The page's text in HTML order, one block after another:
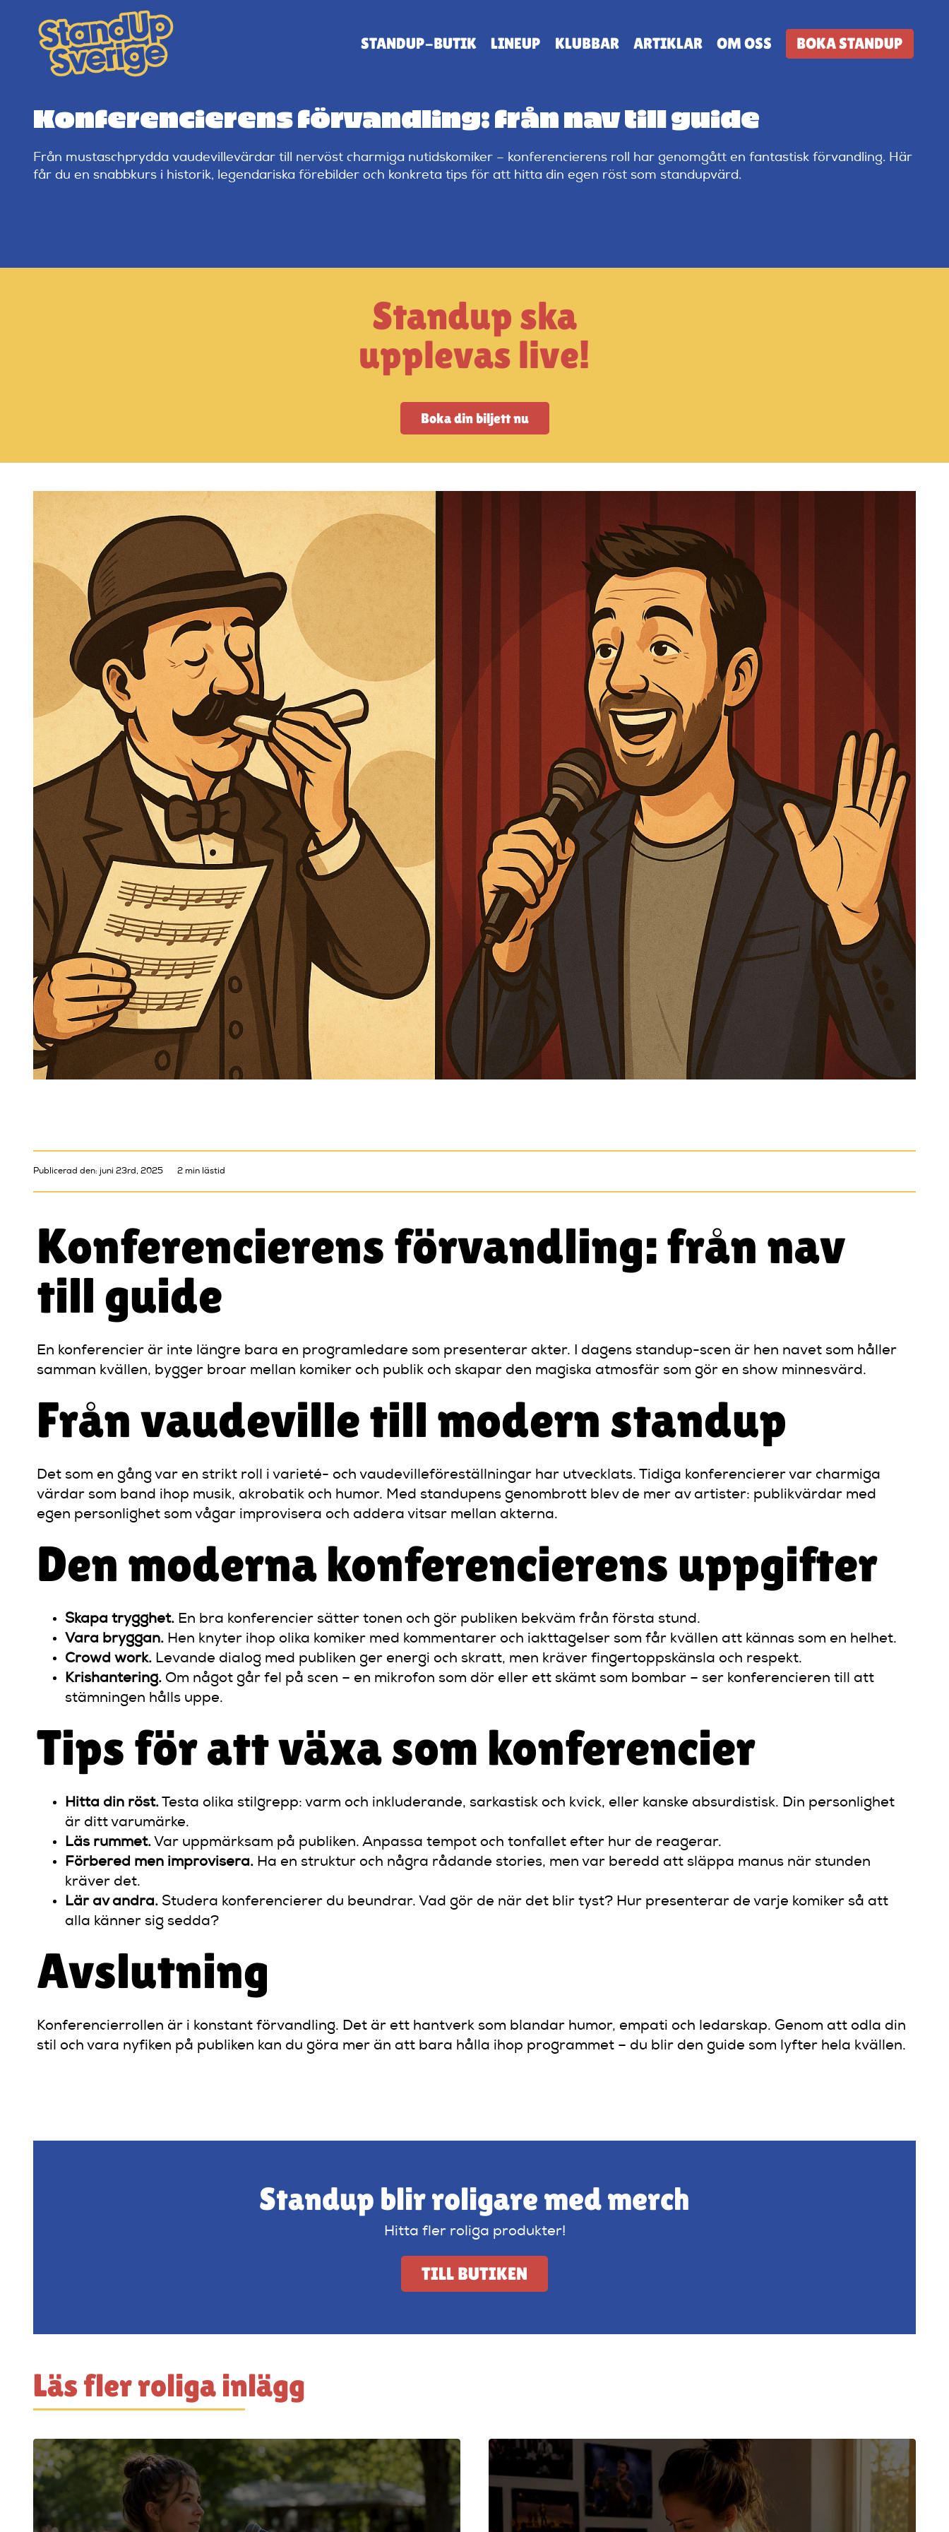
content
STANDUP-BUTIK LINEUP KLUBBAR ARTIKLAR OM OSS BOKA STANDUP
Konferencierens förvandling: från nav till guide
Från mustaschprydda vaudevillevärdar till nervöst charmiga nutidskomiker – konferencierens roll har genomgått en fantastisk förvandling. Här
får du en snabbkurs i historik, legendariska förebilder och konkreta tips för att hitta din egen röst som standupvärd.
Standup ska
upplevas live!
Boka din biljett nu
Publicerad den: juni 23rd, 2025 2 min lästid
Konferencierens förvandling: från nav
till guide
En konferencier är inte längre bara en programledare som presenterar akter. I dagens standup-scen är hen navet som håller
samman kvällen, bygger broar mellan komiker och publik och skapar den magiska atmosfär som gör en show minnesvärd.
Från vaudeville till modern standup
Det som en gång var en strikt roll i varieté- och vaudevilleföreställningar har utvecklats. Tidiga konferencierer var charmiga
värdar som band ihop musik, akrobatik och humor. Med standupens genombrott blev de mer av artister: publikvärdar med
egen personlighet som vågar improvisera och addera vitsar mellan akterna.
Den moderna konferencierens uppgifter
Skapa trygghet.En bra konferencier sätter tonen och gör publiken bekväm från första stund.
Vara bryggan.Hen knyter ihop olika komiker med kommentarer och iakttagelser som får kvällen att kännas som en helhet.
Crowd work.Levande dialog med publiken ger energi och skratt, men kräver fingertoppskänsla och respekt.
Krishantering.Om något går fel på scen – en mikrofon som dör eller ett skämt som bombar – ser konferencieren till att
stämningen hålls uppe.
Tips för att växa som konferencier
Hitta din röst.Testa olika stilgrepp: varm och inkluderande, sarkastisk och kvick, eller kanske absurdistisk. Din personlighet
är ditt varumärke.
Läs rummet.Var uppmärksam på publiken. Anpassa tempot och tonfallet efter hur de reagerar.
Förbered men improvisera.Ha en struktur och några rådande stories, men var beredd att släppa manus när stunden
kräver det.
Lär av andra.Studera konferencierer du beundrar. Vad gör de när det blir tyst? Hur presenterar de varje komiker så att
alla känner sig sedda?
Avslutning
Konferencierrollen är i konstant förvandling. Det är ett hantverk som blandar humor, empati och ledarskap. Genom att odla din
stil och vara nyfiken på publiken kan du göra mer än att bara hålla ihop programmet – du blir den guide som lyfter hela kvällen.
Standup blir roligare med merch
Hitta fler roliga produkter!
TILL BUTIKEN
Läs fler roliga inlägg